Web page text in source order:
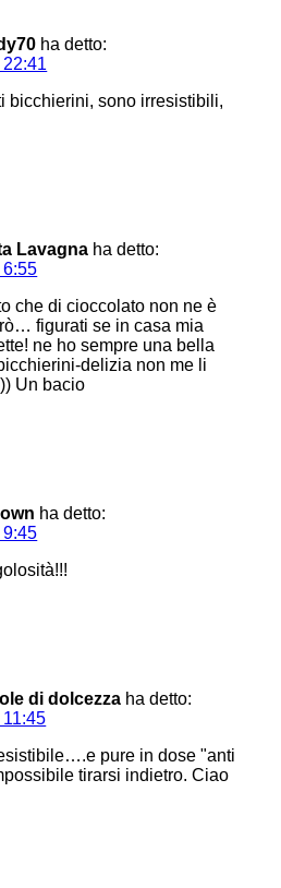
ha detto:
bicchierini, sono irresistibili,
Lavagna ha detto:
che di cioccolato non ne è
figurati se in casa mia
ne ho sempre una bella
delizia non me li
Un bacio
ha detto:
di dolcezza ha detto:
pure in dose "anti
tirarsi indietro. Ciao